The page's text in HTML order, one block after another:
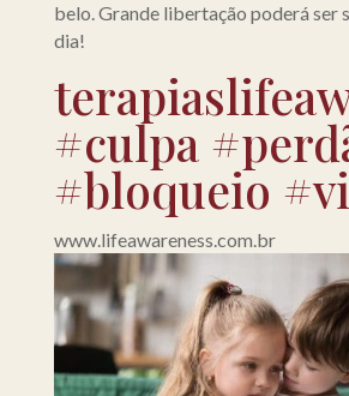
belo. Grande libertação poderá ser
dia!
#culpa
#bloqueio
www.lifeawareness.com.br